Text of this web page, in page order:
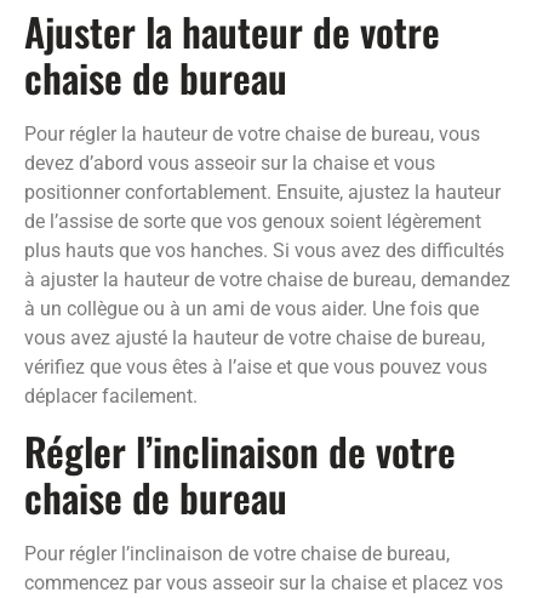
Ajuster la hauteur de votre
chaise de bureau
Pour régler la hauteur de votre chaise de bureau, vous
devez d’abord vous asseoir sur la chaise et vous
positionner confortablement. Ensuite, ajustez la hauteur
de l’assise de sorte que vos genoux soient légèrement
plus hauts que vos hanches. Si vous avez des difficultés
à ajuster la hauteur de votre chaise de bureau, demandez
à un collègue ou à un ami de vous aider. Une fois que
vous avez ajusté la hauteur de votre chaise de bureau,
vérifiez que vous êtes à l’aise et que vous pouvez vous
déplacer facilement.
Régler l’inclinaison de votre
chaise de bureau
Pour régler l’inclinaison de votre chaise de bureau,
commencez par vous asseoir sur la chaise et placez vos